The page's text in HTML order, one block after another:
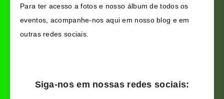
Para ter acesso a fotos e nosso álbum de todos os
eventos, acompanhe-nos aqui em nosso blog e em
outras redes sociais.
Siga-nos em nossas redes sociais: